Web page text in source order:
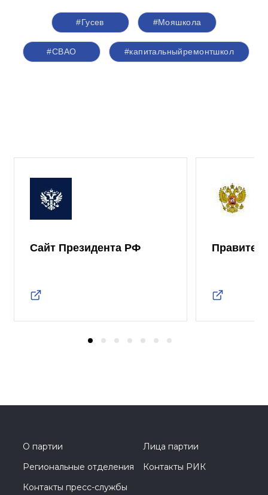
#Гусев #Мояшкола
#СВАО #капитальныйремонтшкол
Сайт Президента РФ
О партии
Лица партии
Региональные отделения
Контакты РИК
Контакты пресс-службы